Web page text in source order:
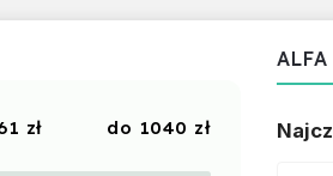
zł 1040 zł